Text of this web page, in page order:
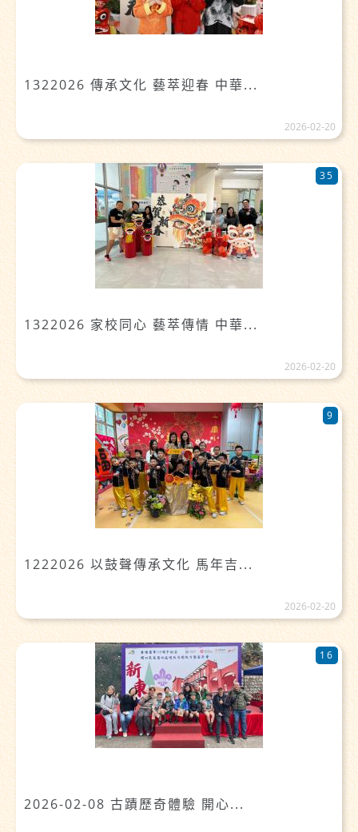
1322026 傳承文化 藝萃迎春 中華...
2026-02-20
1322026 家校同心 藝萃傳情 中華...
35
2026-02-20
1222026 以鼓聲傳承文化 馬年吉...
9
2026-02-20
2026-02-08 古蹟歷奇體驗 開心...
16